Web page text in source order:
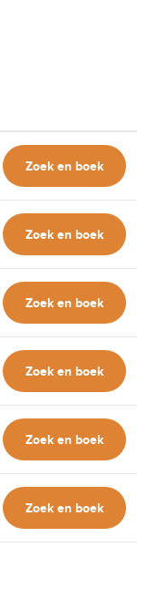
Zoek en boek
Zoek en boek
Zoek en boek
Zoek en boek
Zoek en boek
Zoek en boek